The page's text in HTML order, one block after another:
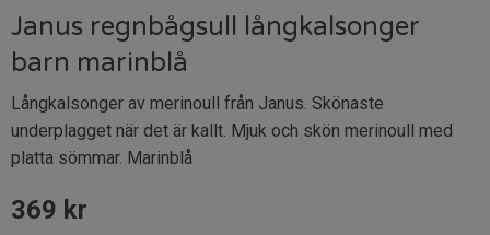
Janus regnbågsull långkalsonger
barn marinblå
Långkalsonger av merinoull från Janus. Skönaste
underplagget när det är kallt. Mjuk och skön merinoull med
platta sömmar. Marinblå
369 kr